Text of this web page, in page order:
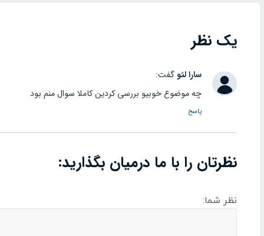
یک نظر
سارا لئوگفت:
چه موضوع خوبیو بررسی کردین کاملا سوال منم بود
پاسخ
نظرتان را با ما درمیان بگذارید:
نظر شما: